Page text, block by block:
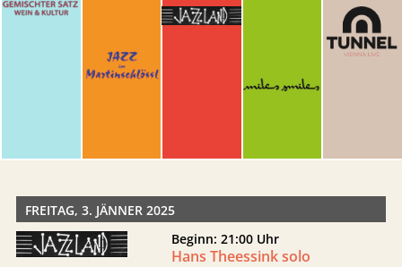
FREITAG, 3. JÄNNER 2025
Beginn: 21:00 Uhr
Hans Theessink solo